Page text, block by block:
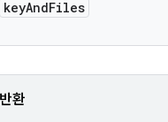
keyAndFiles
반환